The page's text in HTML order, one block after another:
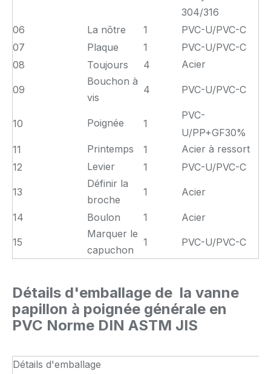
304/316
06
La nôtre 1
PVC-U/PVC-C
07
Plaque 1
PVC-U/PVC-C
08
Toujours 4 Acier
09
Bouchon à
vis
4 PVC-U/PVC-C
10 Poignée 1
PVC-
U/PP+GF30%
11
Printemps 1
Acier à ressort
12
Levier 1 PVC-U/PVC-C
13
Définir la
broche
1 Acier
14 Boulon 1 Acier
15
Marquer le
capuchon
1 PVC-U/PVC-C
Détails d'emballage de la vanne
papillon à poignée générale en
PVC Norme DIN ASTM JIS
Détails d'emballage